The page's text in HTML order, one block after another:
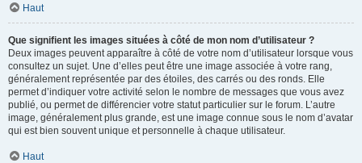
Haut
Que signifient les images situées à côté de mon nom d’utilisateur ?
Deux images peuvent apparaître à côté de votre nom d’utilisateur lorsque vous
consultez un sujet. Une d’elles peut être une image associée à votre rang,
généralement représentée par des étoiles, des carrés ou des ronds. Elle
permet d’indiquer votre activité selon le nombre de messages que vous avez
publié, ou permet de différencier votre statut particulier sur le forum. L’autre
image, généralement plus grande, est une image connue sous le nom d’avatar
qui est bien souvent unique et personnelle à chaque utilisateur.
Haut